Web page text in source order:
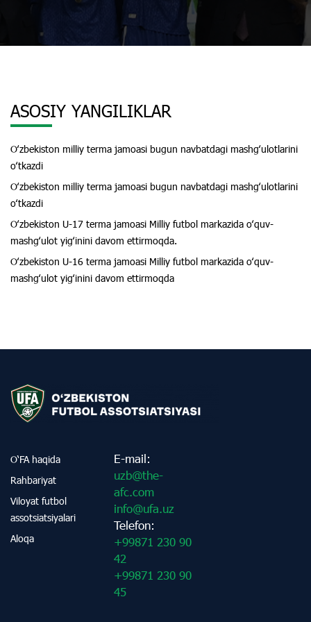
ASOSIY YANGILIKLAR
Oʻzbekiston milliy terma jamoasi bugun navbatdagi mashgʻulotlarini
oʻtkazdi
Oʻzbekiston milliy terma jamoasi bugun navbatdagi mashgʻulotlarini
oʻtkazdi
Oʻzbekiston U-17 terma jamoasi Milliy futbol markazida oʻquv-
mashgʻulot yigʻinini davom ettirmoqda.
Oʻzbekiston U-16 terma jamoasi Milliy futbol markazida oʻquv-
mashgʻulot yigʻinini davom ettirmoqda
O‘FA haqida
Rahbariyat
Viloyat futbol
assotsiatsiyalari
Aloqa
E-mail:
uzb@the-
afc.com
info@ufa.uz
Telefon:
+99871 230 90
42
+99871 230 90
45